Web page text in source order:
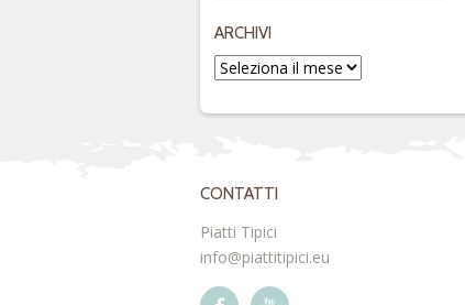
ARCHIVI
CONTATTI
Piatti Tipici
info@piattitipici.eu